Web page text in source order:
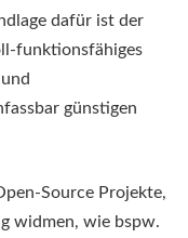
dafür ist der
funktionsfähiges
günstigen
Source Projekte,
widmen, wie bspw.